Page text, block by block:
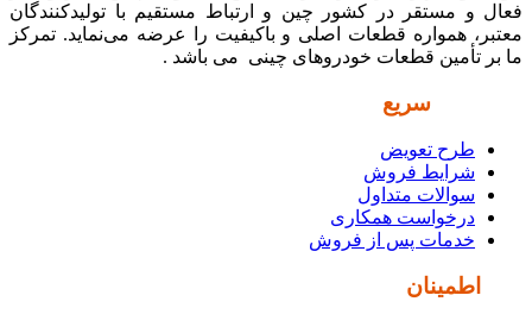
فعال و مستقر در کشور چین و ارتباط مستقیم با تولیدکنندگان
معتبر، همواره قطعات اصلی و باکیفیت را عرضه می‌نماید. تمرکز
ما بر تأمین قطعات خودروهای چینی می باشد .
سریع
طرح تعویض
شرایط فروش
سوالات متداول
درخواست همکاری
خدمات پس از فروش
اطمینان